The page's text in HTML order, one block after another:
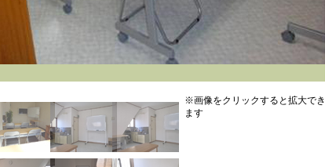
※画像をクリックすると拡大でき
ます